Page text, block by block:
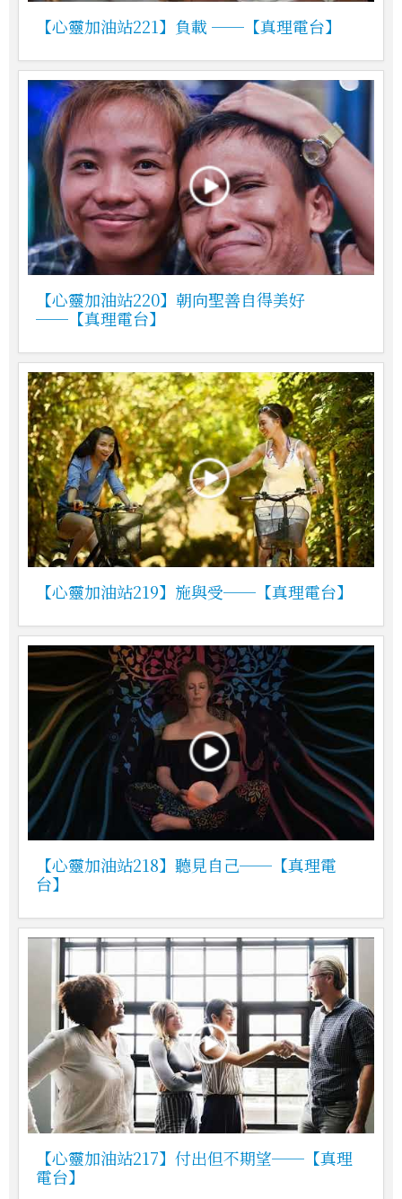
【心靈加油站221】負載 ──【真理電台】
【心靈加油站220】朝向聖善自得美好
──【真理電台】
【心靈加油站219】施與受──【真理電台】
【心靈加油站218】聽見自己──【真理電
台】
【心靈加油站217】付出但不期望──【真理
電台】